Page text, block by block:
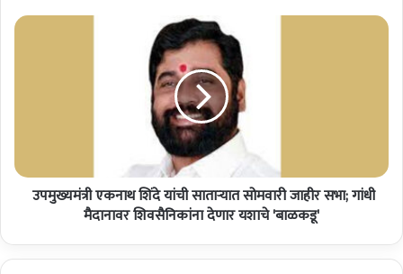
ण्या
'
क
क
दे
उपमुख्यमंत्री एकनाथ शिंदे यांची साताऱ्यात सोमवारी जाहीर सभा; गांधी
मैदानावर शिवसैनिकांना देणार यशाचे 'बाळकडू'